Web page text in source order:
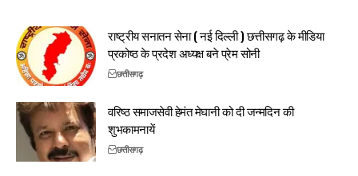
राष्ट्रीय सनातन सेना ( नई दिल्ली ) छत्तीसगढ़ के मीडिया
प्रकोष्ठ के प्रदेश अध्यक्ष बने प्रेम सोनी
छत्तीसगढ़
वरिष्ठ समाजसेवी हेमंत मेघानी को दी जन्मदिन की
शुभकामनायें
छत्तीसगढ़